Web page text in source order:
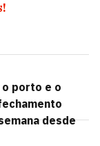
porto e o
desde